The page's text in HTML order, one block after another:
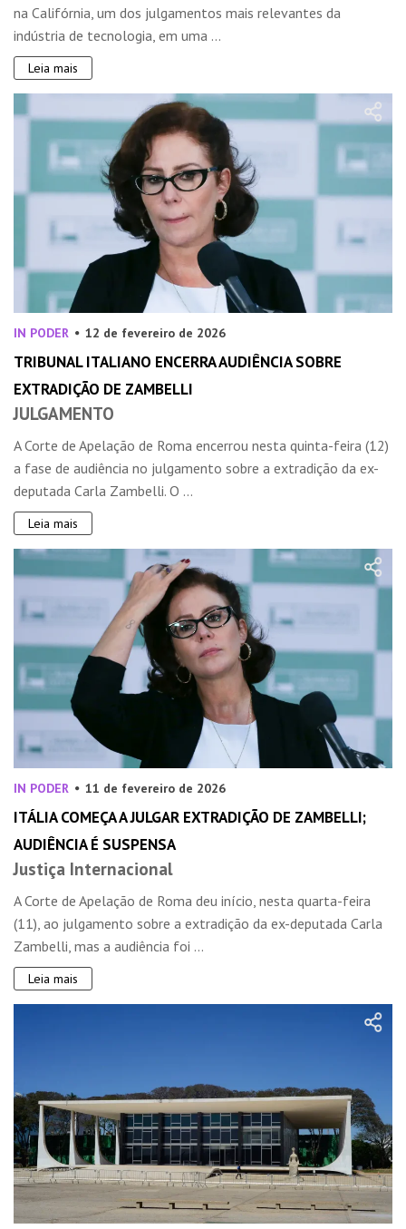
na Califórnia, um dos julgamentos mais relevantes da
indústria de tecnologia, em uma ...
Leia mais
IN PODER 12 de fevereiro de 2026
TRIBUNAL ITALIANO ENCERRA AUDIÊNCIA SOBRE
EXTRADIÇÃO DE ZAMBELLI
JULGAMENTO
A Corte de Apelação de Roma encerrou nesta quinta-feira (12)
a fase de audiência no julgamento sobre a extradição da ex-
deputada Carla Zambelli. O ...
Leia mais
IN PODER 11 de fevereiro de 2026
ITÁLIA COMEÇA A JULGAR EXTRADIÇÃO DE ZAMBELLI;
AUDIÊNCIA É SUSPENSA
Justiça Internacional
A Corte de Apelação de Roma deu início, nesta quarta-feira
(11), ao julgamento sobre a extradição da ex-deputada Carla
Zambelli, mas a audiência foi ...
Leia mais